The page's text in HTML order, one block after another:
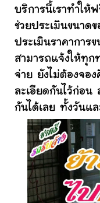
บริการนี้เราทำให้
ช่วยประเมินขนาด
ประเมินราคาการข
สามารถแจ้งให้ทุก
จ่าย ยังไม่ต้องจอ
ละเอียดกันไว้ก่อน
กันได้เลย ทั้งวันแล